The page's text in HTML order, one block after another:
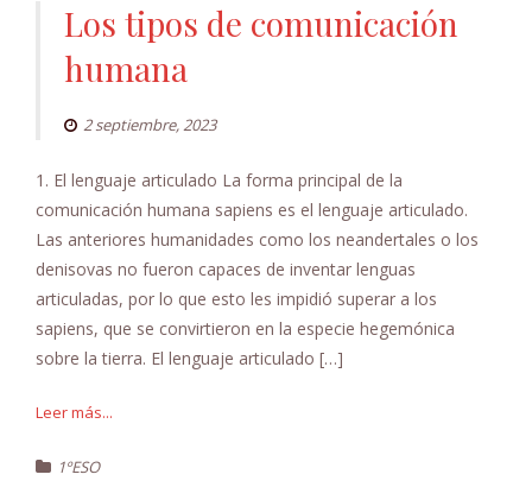
Los tipos de comunicación
humana
2 septiembre, 2023
1. El lenguaje articulado La forma principal de la
comunicación humana sapiens es el lenguaje articulado.
Las anteriores humanidades como los neandertales o los
denisovas no fueron capaces de inventar lenguas
articuladas, por lo que esto les impidió superar a los
sapiens, que se convirtieron en la especie hegemónica
sobre la tierra. El lenguaje articulado […]
Leer más...
1ºESO